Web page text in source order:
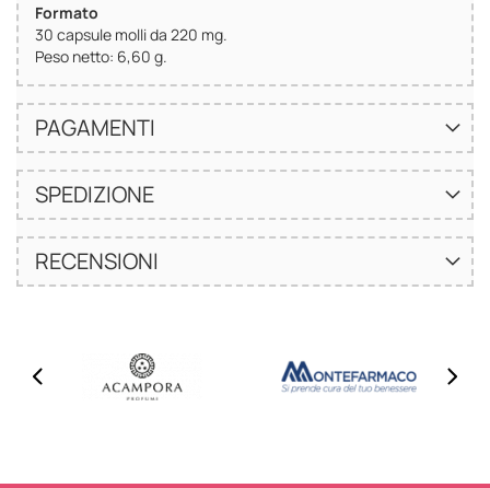
Formato
30 capsule molli da 220 mg.
Peso netto: 6,60 g.
PAGAMENTI
SPEDIZIONE
RECENSIONI